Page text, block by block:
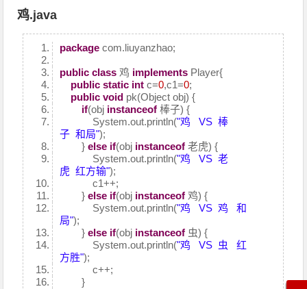
鸡.java
package com.liuyanzhao;
public class 鸡 implements Player{
public static int c=0,c1=0;
public void pk(Object obj) {
if(obj instanceof 棒子) {
System.out.println("鸡 VS 棒
子 和局");
}else if(obj instanceof 老虎) {
System.out.println("鸡 VS 老
虎 红方输");
c1++;
}else if(obj instanceof 鸡) {
System.out.println("鸡 VS 鸡 和
局");
}else if(obj instanceof 虫) {
System.out.println("鸡 VS 虫 红
方胜");
c++;
}